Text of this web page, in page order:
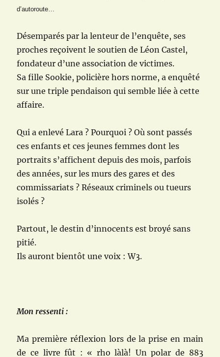
d’autoroute…
Désemparés par la lenteur de l’enquête, ses
proches reçoivent le soutien de Léon Castel,
fondateur d’une association de victimes.
Sa fille Sookie, policière hors norme, a enquêté
sur une triple pendaison qui semble liée à cette
affaire.
Qui a enlevé Lara ? Pourquoi ? Où sont passés
ces enfants et ces jeunes femmes dont les
portraits s’affichent depuis des mois, parfois
des années, sur les murs des gares et des
commissariats ? Réseaux criminels ou tueurs
isolés ?
Partout, le destin d’innocents est broyé sans
pitié.
Ils auront bientôt une voix : W3.
Mon ressenti :
Ma première réflexion lors de la prise en main
de ce livre fût : « rho làlà! Un polar de 883